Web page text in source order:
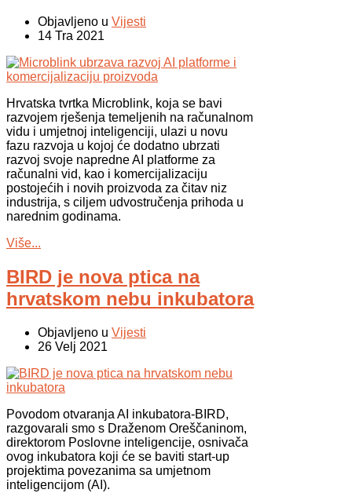
Objavljeno u Vijesti
14 Tra 2021
Hrvatska tvrtka Microblink, koja se bavi
razvojem rješenja temeljenih na računalnom
vidu i umjetnoj inteligenciji, ulazi u novu
fazu razvoja u kojoj će dodatno ubrzati
razvoj svoje napredne AI platforme za
računalni vid, kao i komercijalizaciju
postojećih i novih proizvoda za čitav niz
industrija, s ciljem udvostručenja prihoda u
narednim godinama.
Više...
BIRD je nova ptica na
hrvatskom nebu inkubatora
Objavljeno u Vijesti
26 Velj 2021
Povodom otvaranja AI inkubatora-BIRD,
razgovarali smo s Draženom Oreščaninom,
direktorom Poslovne inteligencije, osnivača
ovog inkubatora koji će se baviti start-up
projektima povezanima sa umjetnom
inteligencijom (AI).